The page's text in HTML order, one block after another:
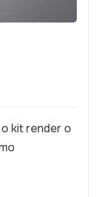
kit render o